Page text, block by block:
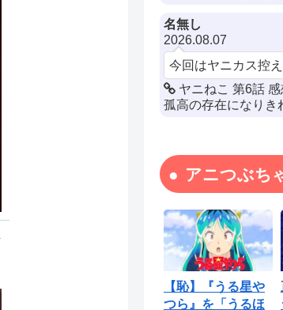
名無し
2026.08.07
今回はヤニカス控
ヤニねこ 第6話
孤高の存在になりき
アニつぶち
【恥】『うる星や
つら』を「うるほ